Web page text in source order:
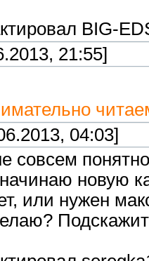
BIG-
21:55]
04:03]
совсем
новую
или нужен